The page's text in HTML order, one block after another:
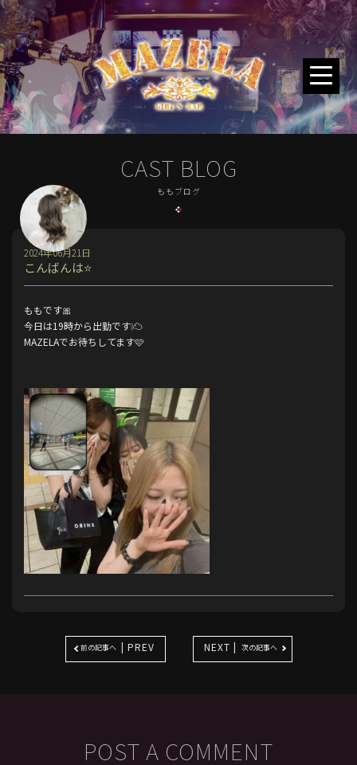
CAST BLOG
ももブログ
こんばんは⭐️
2024年06月21日
ももです🎀
今日は19時から出勤です❕☁️
MAZELAでお待ちしてます🩷
前の記事へ | PREV NEXT | 次の記事へ
POST A COMMENT